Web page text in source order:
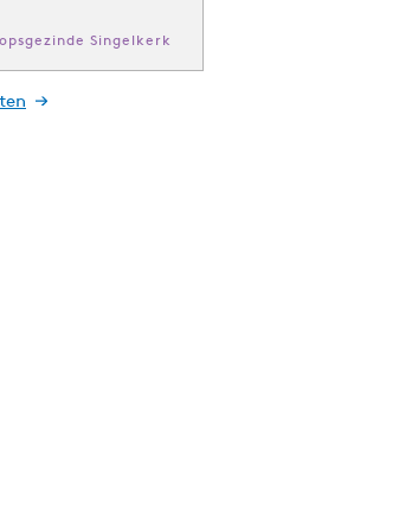
Singelkerk